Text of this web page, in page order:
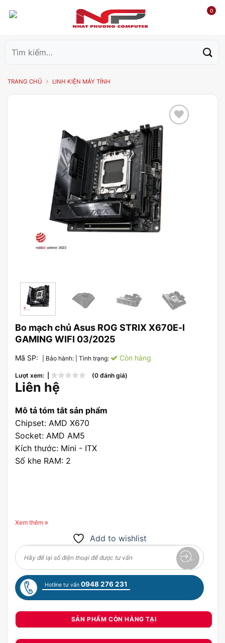
0
kiếm:
TRANG CHỦ LINH KIỆN MÁY TÍNH
wishlist
Bo mạch chủ Asus ROG STRIX X670E-I
GAMING WIFI 03/2025
Mã SP: | Bảo hành: | Tình trạng: Còn hàng
Lượt xem: | (0 đánh giá)
Liên hệ
Mô tả tóm tắt sản phẩm
Chipset: AMD X670
Socket: AMD AM5
Kích thước: Mini - ITX
Số khe RAM: 2
Xem thêm
Add to wishlist
Hotline tư vấn 0948 276 231
SẢN PHẨM CÒN HÀNG TẠI